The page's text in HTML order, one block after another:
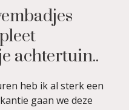
achtertuin..
heb ik al sterk een
gaan we deze